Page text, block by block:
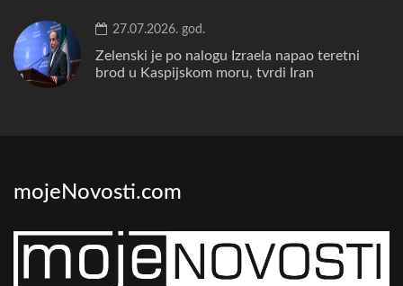
27.07.2026. god.
Zelenski je po nalogu Izraela napao teretni
brod u Kaspijskom moru, tvrdi Iran
mojeNovosti.com